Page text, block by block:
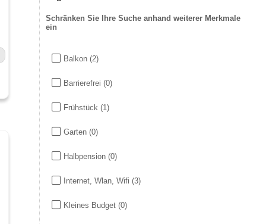
Schränken Sie Ihre Suche anhand weiterer Merkmale
ein
Balkon (2)
Barrierefrei (0)
Frühstück (1)
Garten (0)
Halbpension (0)
Internet, Wlan, Wifi (3)
Kleines Budget (0)